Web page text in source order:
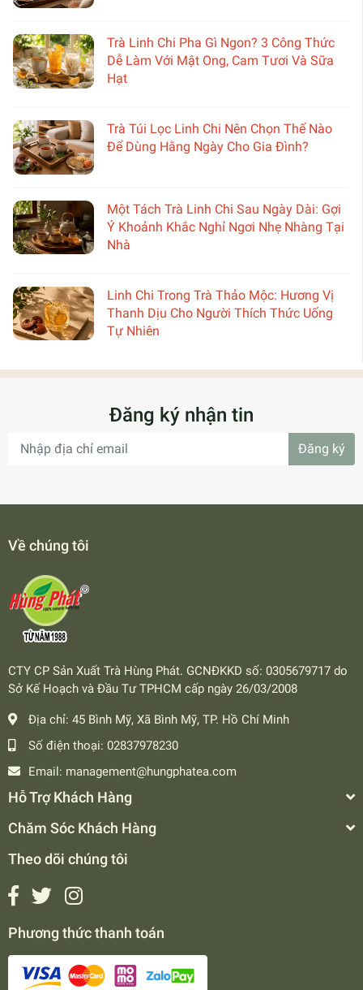
Trà Linh Chi Pha Gì Ngon? 3 Công Thức
Dễ Làm Với Mật Ong, Cam Tươi Và Sữa
Hạt
Trà Túi Lọc Linh Chi Nên Chọn Thế Nào
Để Dùng Hằng Ngày Cho Gia Đình?
Một Tách Trà Linh Chi Sau Ngày Dài: Gợi
Ý Khoảnh Khắc Nghỉ Ngơi Nhẹ Nhàng Tại
Nhà
Linh Chi Trong Trà Thảo Mộc: Hương Vị
Thanh Dịu Cho Người Thích Thức Uống
Tự Nhiên
Đăng ký nhận tin
Đăng ký
Về chúng tôi
CTY CP Sản Xuất Trà Hùng Phát. GCNĐKKD số: 0305679717 do
Sở Kế Hoạch và Đầu Tư TPHCM cấp ngày 26/03/2008
Địa chỉ: 45 Bình Mỹ, Xã Bình Mỹ, TP. Hồ Chí Minh
Số điện thoại: 02837978230
Email: management@hungphatea.com
Hỗ Trợ Khách Hàng
Chăm Sóc Khách Hàng
Theo dõi chúng tôi
Phương thức thanh toán